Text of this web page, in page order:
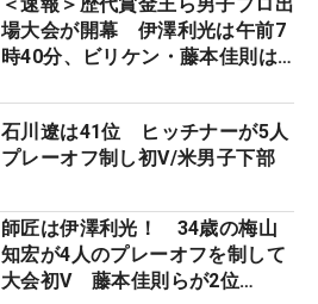
場大会が開幕 伊澤利光は午前7
時40分、ビリケン・藤本佳則は
STAGE JOYX OPEN】
石川遼は41位 ヒッチナーが5人
プレーオフ制し初V/米男子下部
師匠は伊澤利光！ 34歳の梅山
知宏が4人のプレーオフを制して
大会初V 藤本佳則らが2位